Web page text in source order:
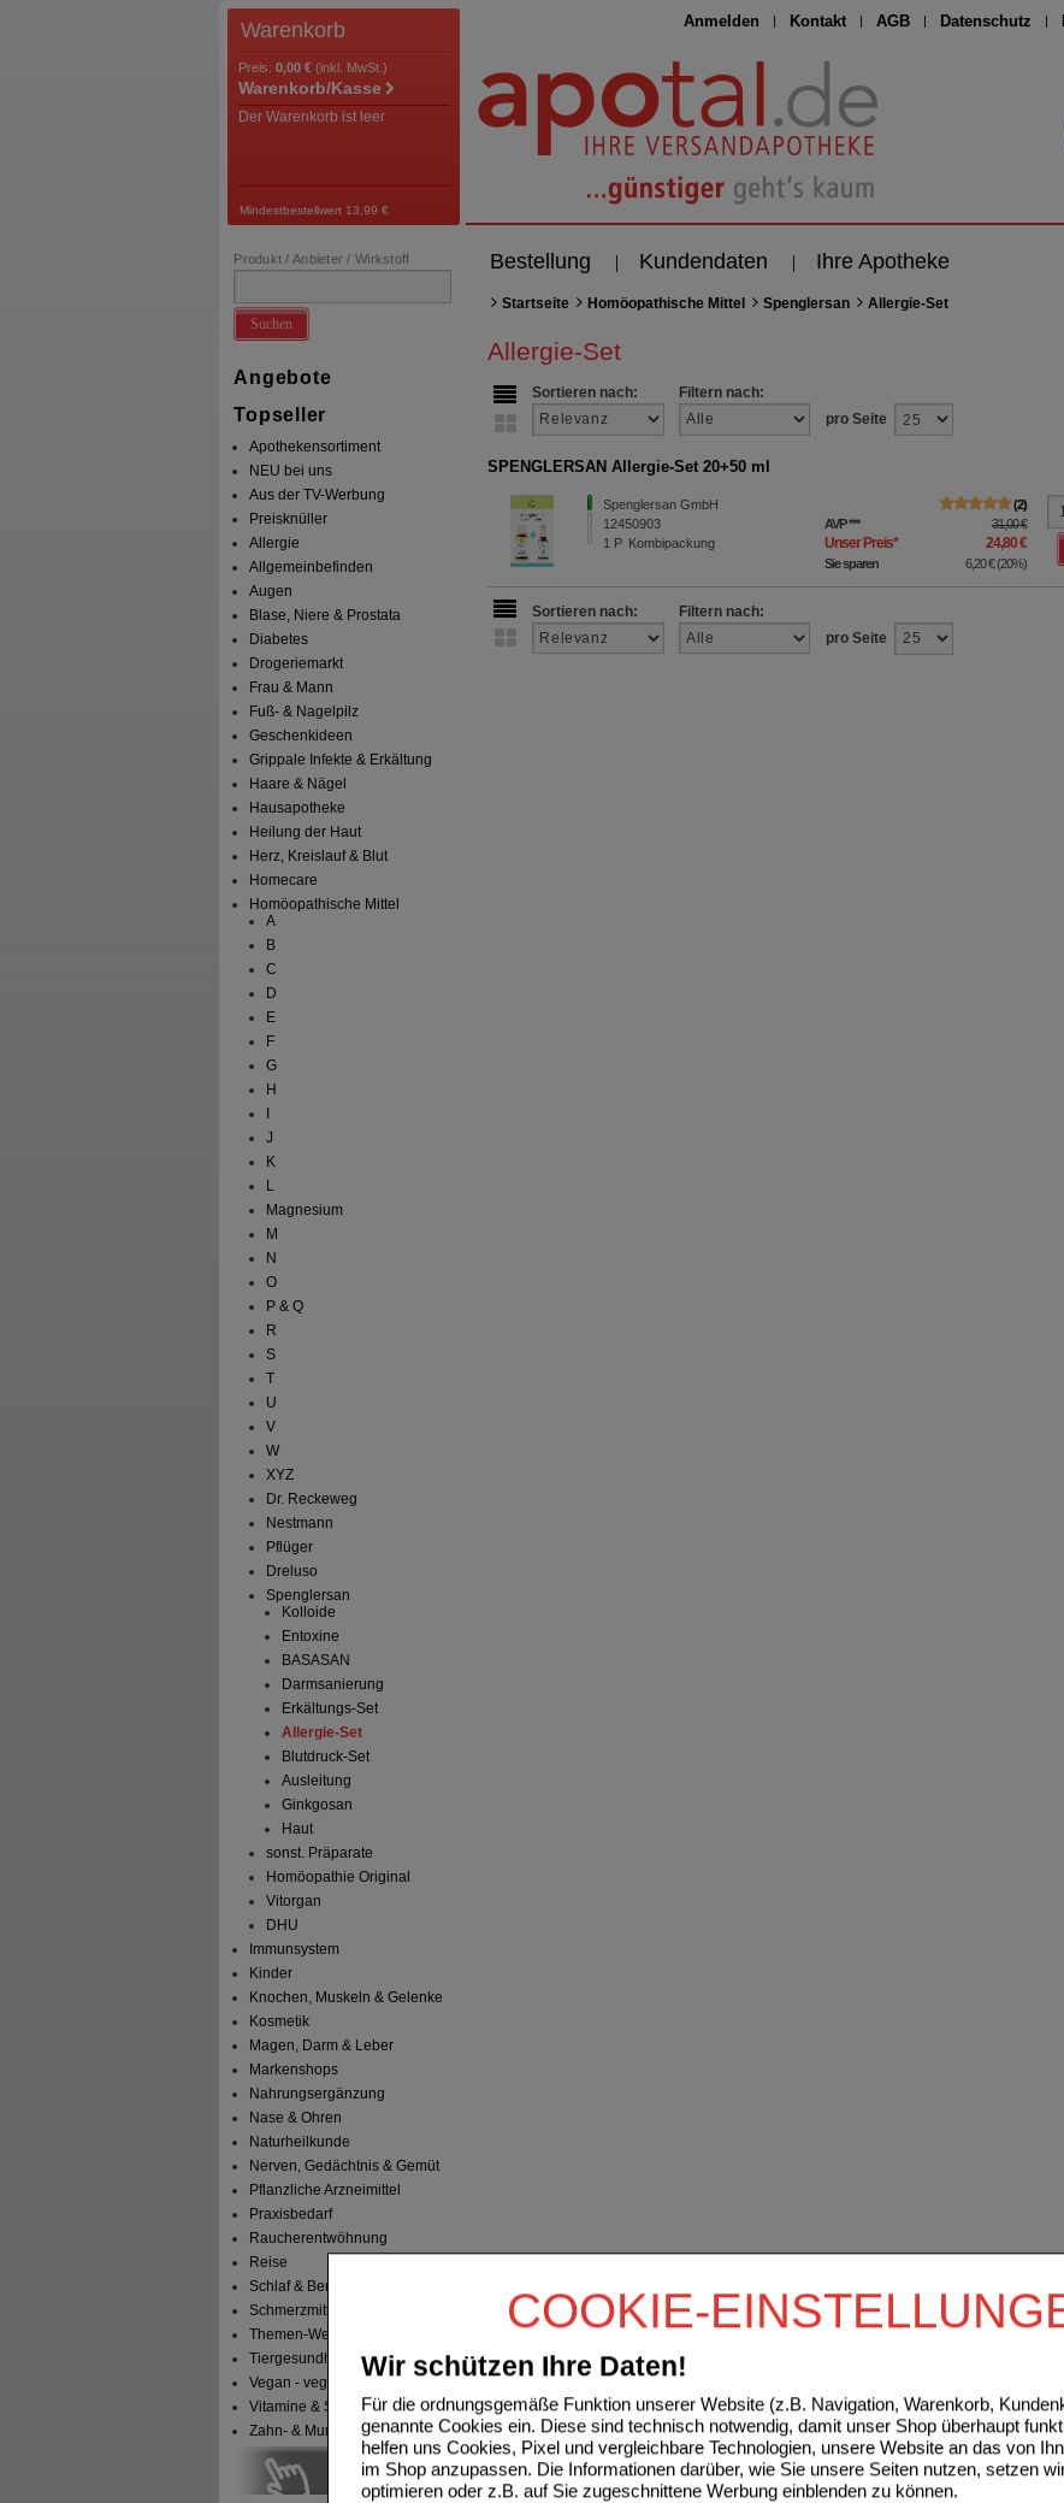
COOKIE-
Wir schützen Ihre Daten!
Für die ordnungsgemäße Funktion unserer Website (z.B. Navigation, Warenkorb,
genannte Cookies ein. Diese sind technisch notwendig, damit unser Shop überhaupt
helfen uns Cookies, Pixel und vergleichbare Technologien, unsere Website an das von
im Shop anzupassen. Die Informationen darüber, wie Sie unsere Seiten nutzen, setzen
optimieren oder z.B. auf Sie zugeschnittene Werbung einblenden zu können.
Anmelden Kontakt AGB Datenschutz
Warenkorb
Preis: 0,00 € (inkl. MwSt.)
Warenkorb/Kasse
Der Warenkorb ist leer
Mindestbestellwert 13,99 €
Bestellung Kundendaten Ihre Apotheke
Produkt / Anbieter / Wirkstoff
Suchen
Angebote
Topseller
Apothekensortiment
NEU bei uns
Aus der TV-Werbung
Preisknüller
Allergie
Allgemeinbefinden
Augen
Blase, Niere & Prostata
Diabetes
Drogeriemarkt
Frau & Mann
Fuß- & Nagelpilz
Geschenkideen
Grippale Infekte & Erkältung
Haare & Nägel
Hausapotheke
Heilung der Haut
Herz, Kreislauf & Blut
Homecare
Homöopathische Mittel
A
B
C
D
E
F
G
H
J
K
L
Magnesium
M
N
O
P & Q
R
S
T
U
V
W
XYZ
Dr. Reckeweg
Nestmann
Pflüger
Dreluso
Spenglersan
Kolloide
Entoxine
BASASAN
Darmsanierung
Erkältungs-Set
Allergie-Set
Blutdruck-Set
Ausleitung
Ginkgosan
Haut
sonst. Präparate
Homöopathie Original
Vitorgan
DHU
Immunsystem
Kinder
Knochen, Muskeln & Gelenke
Kosmetik
Magen, Darm & Leber
Markenshops
Nahrungsergänzung
Nase & Ohren
Naturheilkunde
Nerven, Gedächtnis & Gemüt
Pflanzliche Arzneimittel
Praxisbedarf
Raucherentwöhnung
Reise
Schlaf & Beruhigung
Schmerzmittel
Themen-Welten
Tiergesundheit & Tierbedarf
Vegan - vegetarisch
Vitamine & Sport
Zahn- & Mundpflege
Startseite Homöopathische Mittel Spenglersan Allergie-Set
Allergie-Set
Sortieren nach:
Filtern nach:
pro Seite
SPENGLERSAN Allergie-Set 20+50 ml
Spenglersan GmbH
12450903
1
P Kombipackung
2
AVP*** 31,00 €
Unser Preis* 24,80 €
Sie sparen 6,20 €(20%)
Sortieren nach:
Filtern nach:
pro Seite